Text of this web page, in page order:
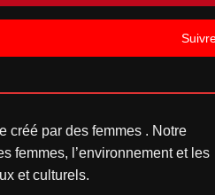
créé par des femmes . Notre
femmes, l’environnement et les
et culturels.